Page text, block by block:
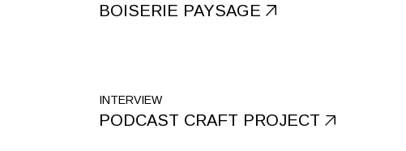
BOISERIE PAYSAGE
INTERVIEW
PODCAST CRAFT PROJECT